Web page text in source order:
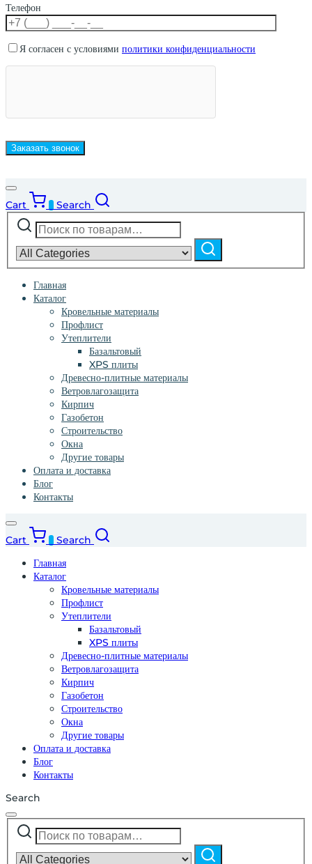
Телефон
Я согласен с условиями политики конфиденциальности
Cart
Search
Искать:
by
category:
Поиск
Главная
Каталог
Кровельные материалы
Профлист
Утеплители
Базальтовый
XPS плиты
Древесно-плитные материалы
Ветровлагозащита
Кирпич
Газобетон
Строительство
Окна
Другие товары
Оплата и доставка
Блог
Контакты
Cart
Search
Главная
Каталог
Кровельные материалы
Профлист
Утеплители
Базальтовый
XPS плиты
Древесно-плитные материалы
Ветровлагозащита
Кирпич
Газобетон
Строительство
Окна
Другие товары
Оплата и доставка
Блог
Контакты
Search
Искать:
by
category:
Поиск